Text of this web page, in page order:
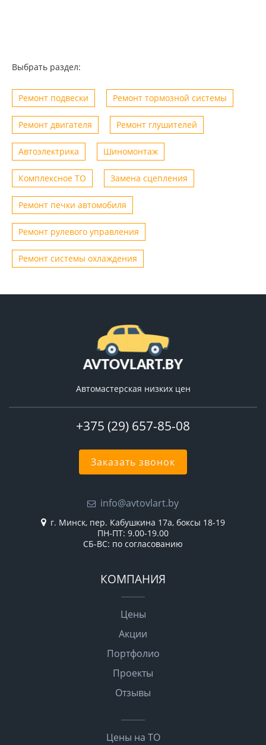
Выбрать раздел:
Ремонт подвески Ремонт тормозной системы
Ремонт двигателя Ремонт глушителей
Автоэлектрика Шиномонтаж
Комплексное ТО Замена сцепления
Ремонт печки автомобиля
Ремонт рулевого управления
Ремонт системы охлаждения
Автомастерская низких цен
+375 (29) 657-85-08
Заказать звонок
info@avtovlart.by
г. Минск, пер. Кабушкина 17а, боксы 18-19
ПН-ПТ: 9.00-19.00
СБ-ВС: по согласованию
КОМПАНИЯ
Цены
Акции
Портфолио
Проекты
Отзывы
Цены на ТО